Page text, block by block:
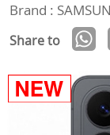
Brand :
Share to